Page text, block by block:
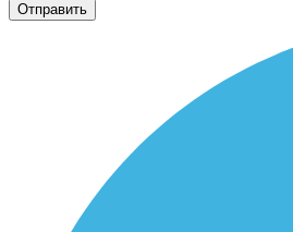
Отправить